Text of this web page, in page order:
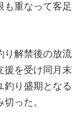
も重なって客足
解禁後の放流
援を受け同月末
釣り盛期となる
った。